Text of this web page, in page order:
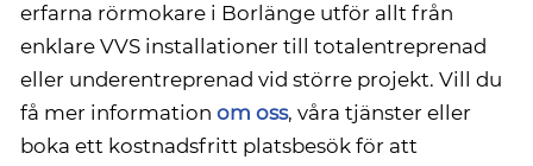
erfarna rörmokare i Borlänge utför allt från
enklare VVS installationer till totalentreprenad
eller underentreprenad vid större projekt. Vill du
få mer information om oss, våra tjänster eller
boka ett kostnadsfritt platsbesök för att